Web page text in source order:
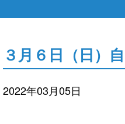
３月６日（日）
2022年03月05日